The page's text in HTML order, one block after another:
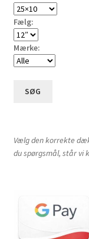
Fælg:
Mærke:
SØG
Vælg den korrekte
du spørgsmål, står vi